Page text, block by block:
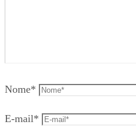
Nome*
E-mail*